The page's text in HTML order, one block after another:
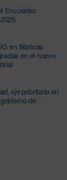
Encuentro
en fábricas
en el nuevo
eje prioritario en
de